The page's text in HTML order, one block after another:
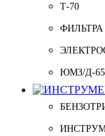
Т-70
ФИЛЬТРА
ЮМЗ/Д-65